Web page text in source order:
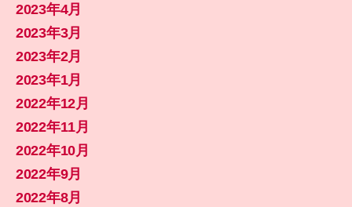
2023年4月
2023年3月
2023年2月
2023年1月
2022年12月
2022年11月
2022年10月
2022年9月
2022年8月